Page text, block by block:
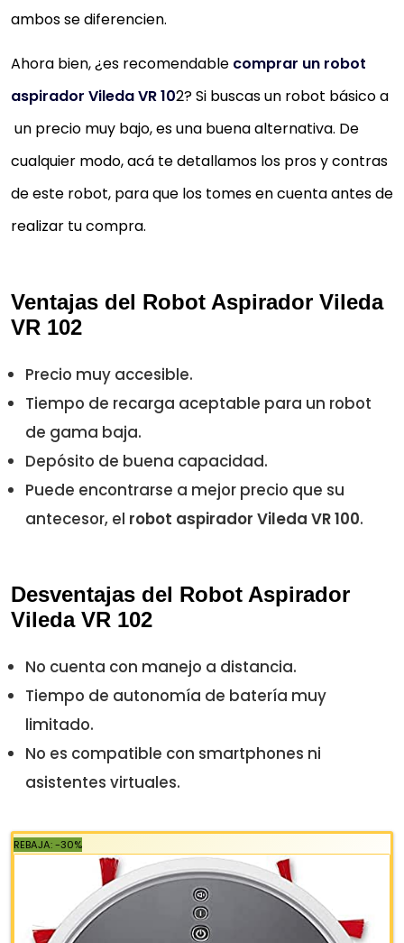
ambos se diferencien.
Ahora bien, ¿es recomendable comprar un robot
aspirador Vileda VR 102? Si buscas un robot básico a
un precio muy bajo, es una buena alternativa. De
cualquier modo, acá te detallamos los pros y contras
de este robot, para que los tomes en cuenta antes de
realizar tu compra.
Ventajas del Robot Aspirador Vileda
VR 102
Precio muy accesible.
Tiempo de recarga aceptable para un robot
de gama baja.
Depósito de buena capacidad.
Puede encontrarse a mejor precio que su
antecesor, el robot aspirador Vileda VR 100.
Desventajas del Robot Aspirador
Vileda VR 102
No cuenta con manejo a distancia.
Tiempo de autonomía de batería muy
limitado.
No es compatible con smartphones ni
asistentes virtuales.